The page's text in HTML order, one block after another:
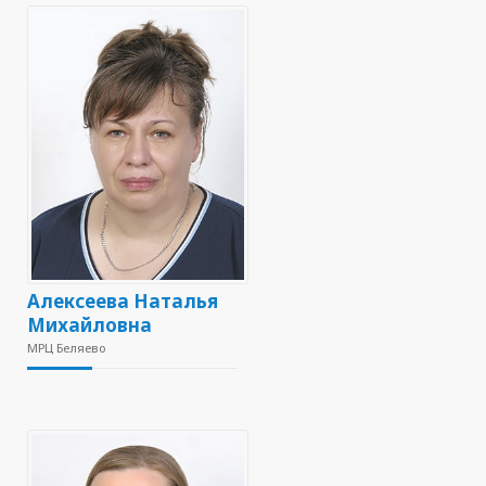
Алексеева Наталья
Михайловна
МРЦ Беляево